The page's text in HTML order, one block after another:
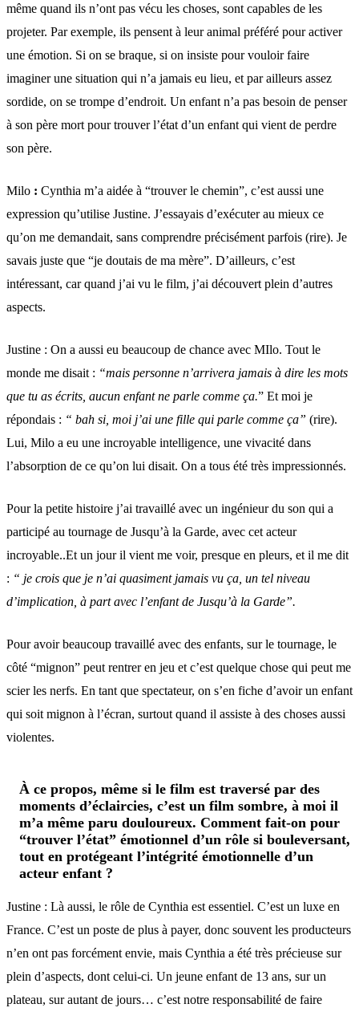
même quand ils n’ont pas vécu les choses, sont capables de les
projeter. Par exemple, ils pensent à leur animal préféré pour activer
une émotion. Si on se braque, si on insiste pour vouloir faire
imaginer une situation qui n’a jamais eu lieu, et par ailleurs assez
sordide, on se trompe d’endroit. Un enfant n’a pas besoin de penser
à son père mort pour trouver l’état d’un enfant qui vient de perdre
son père.
Milo : Cynthia m’a aidée à “trouver le chemin”, c’est aussi une
expression qu’utilise Justine. J’essayais d’exécuter au mieux ce
qu’on me demandait, sans comprendre précisément parfois (rire). Je
savais juste que “je doutais de ma mère”. D’ailleurs, c’est
intéressant, car quand j’ai vu le film, j’ai découvert plein d’autres
aspects.
Justine : On a aussi eu beaucoup de chance avec MIlo. Tout le
monde me disait : “mais personne n’arrivera jamais à dire les mots
que tu as écrits, aucun enfant ne parle comme ça.” Et moi je
répondais : “ bah si, moi j’ai une fille qui parle comme ça” (rire).
Lui, Milo a eu une incroyable intelligence, une vivacité dans
l’absorption de ce qu’on lui disait. On a tous été très impressionnés.
Pour la petite histoire j’ai travaillé avec un ingénieur du son qui a
participé au tournage de Jusqu’à la Garde, avec cet acteur
incroyable..Et un jour il vient me voir, presque en pleurs, et il me dit
: “ je crois que je n’ai quasiment jamais vu ça, un tel niveau
d’implication, à part avec l’enfant de Jusqu’à la Garde”.
Pour avoir beaucoup travaillé avec des enfants, sur le tournage, le
côté “mignon” peut rentrer en jeu et c’est quelque chose qui peut me
scier les nerfs. En tant que spectateur, on s’en fiche d’avoir un enfant
qui soit mignon à l’écran, surtout quand il assiste à des choses aussi
violentes.
À ce propos, même si le film est traversé par des
moments d’éclaircies, c’est un film sombre, à moi il
m’a même paru douloureux. Comment fait-on pour
“trouver l’état” émotionnel d’un rôle si bouleversant,
tout en protégeant l’intégrité émotionnelle d’un
acteur enfant ?
Justine : Là aussi, le rôle de Cynthia est essentiel. C’est un luxe en
France. C’est un poste de plus à payer, donc souvent les producteurs
n’en ont pas forcément envie, mais Cynthia a été très précieuse sur
plein d’aspects, dont celui-ci. Un jeune enfant de 13 ans, sur un
plateau, sur autant de jours… c’est notre responsabilité de faire